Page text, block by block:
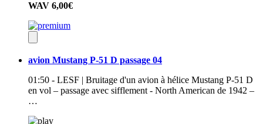
WAV 6,00€
avion Mustang P-51 D passage 04
01:50 - LESF | Bruitage d'un avion à hélice Mustang P-51 D
en vol – passage avec sifflement - North American de 1942 –
…